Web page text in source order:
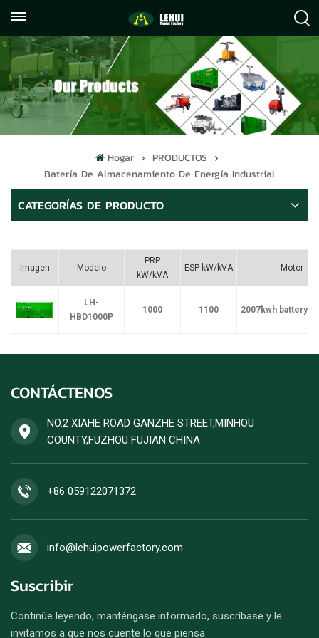
059122071372
info@lehuipowerfactory.com
Hogar
PRODUCTOS
Batería De Almacenamiento De Energía Industrial
CATEGORÍAS DE PRODUCTO
Imagen Modelo
PRP
kW/kVA
ESP kW/kVA Motor
LH-
HBD1000P
1000 1100 2007kwh battery
CONTÁCTENOS
NO.2 XIAHE ROAD GANZHE STREET,MINHOU
COUNTY,FUZHOU FUJIAN CHINA
+86 059122071372
info@lehuipowerfactory.com
Suscribir
Continúe leyendo, manténgase informado, suscríbase y le
invitamos a que nos cuente lo que piensa.